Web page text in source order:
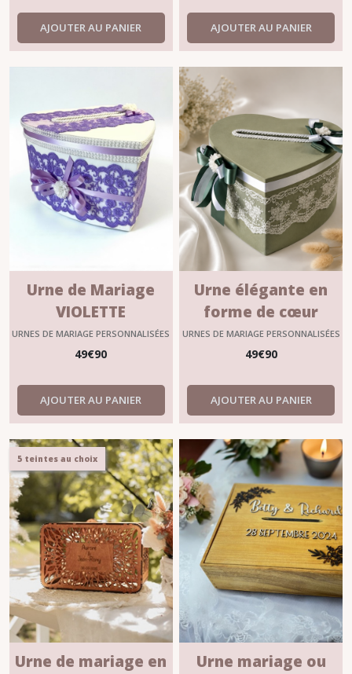
AJOUTER AU PANIER AJOUTER AU PANIER
Urne de Mariage
VIOLETTE
Personnalisée –
Élégante et
URNES DE MARIAGE PERSONNALISÉES
49€90
AJOUTER AU PANIER
Urne élégante en
forme de cœur
personnalisée –
Mariage, Baptême &
URNES DE MARIAGE PERSONNALISÉES
49€90
AJOUTER AU PANIER
5 teintes au choix
Urne de mariage en
Urne mariage ou